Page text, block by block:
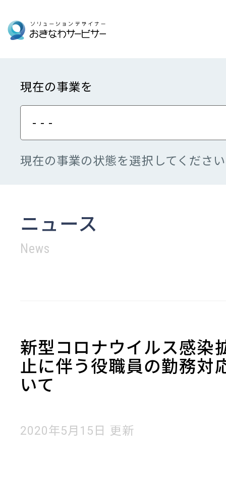
現在の事業を
- - -
現在の事業の状態を選択してくださ
ニュース
News
新型コロナウイルス感染
止に伴う役職員の勤務対
いて
2020年5月15日 更新